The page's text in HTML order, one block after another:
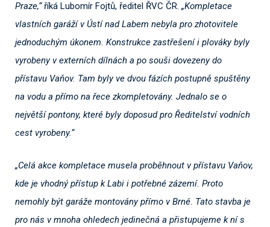
Praze,“říká Lubomír Fojtů, ředitel ŘVC ČR. „Kompletace
vlastních garáží v Ústí nad Labem nebyla pro zhotovitele
jednoduchým úkonem. Konstrukce zastřešení i plováky byly
vyrobeny v externích dílnách a po souši dovezeny do
přístavu Vaňov. Tam byly ve dvou fázích postupně spuštěny
na vodu a přímo na řece zkompletovány. Jednalo se o
největší pontony, které byly doposud pro Ředitelství vodních
cest vyrobeny.“
„Celá akce kompletace musela proběhnout v přístavu Vaňov,
kde je vhodný přístup k Labi i potřebné zázemí. Proto
nemohly být garáže montovány přímo v Brné. Tato stavba je
pro nás v mnoha ohledech jedinečná a přistupujeme k ní s